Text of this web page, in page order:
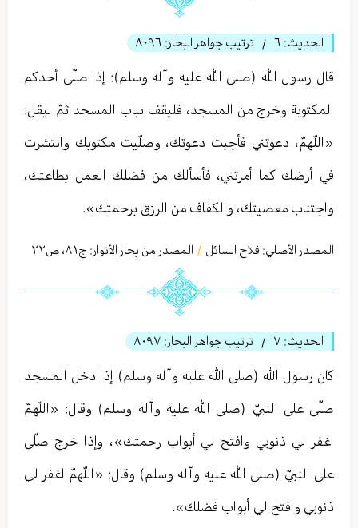
الحديث: ٦ / ترتيب جواهر البحار: ٨٠٩٦
قال رسول الله (صلى الله عليه وآله وسلم): إذا صلّى أحدكم
المكتوبة وخرج من المسجد، فليقف بباب المسجد ثمّ ليقل:
«اللّهمّ، دعوتني فأجبت دعوتك، وصلّيت مكتوبك وانتشرت
في أرضك كما أمرتني، فأسألك من فضلك العمل بطاعتك،
واجتناب معصيتك، والكفاف من الرزق برحمتك».
المصدر الأصلي: فلاح السائل / المصدر من بحار الأنوار: ج٨١، ص٢٢
الحديث: ٧ / ترتيب جواهر البحار: ٨٠٩٧
كان رسول الله (صلى الله عليه وآله وسلم) إذا دخل المسجد
صلّى على النبيّ (صلى الله عليه وآله وسلم) وقال: «اللّهمّ
اغفر لي ذنوبي وافتح لي أبواب رحمتك»، وإذا خرج صلّى
على النبيّ (صلى الله عليه وآله وسلم) وقال: «اللّهمّ اغفر لي
ذنوبي وافتح لي أبواب فضلك».